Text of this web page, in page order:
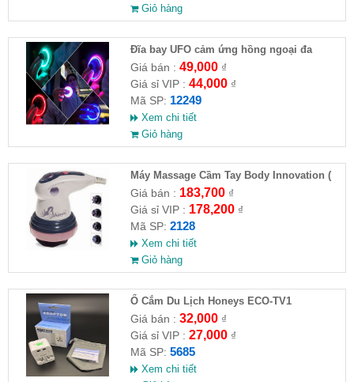
Giỏ hàng
Đĩa bay UFO cảm ứng hồng ngoại đa
chiều tự động bay về
Giá bán : 49,000₫
Giá sỉ VIP : 44,000₫
Mã SP: 12249
Xem chi tiết
Giỏ hàng
Máy Massage Cầm Tay Body Innovation (
HĐ )
Giá bán : 183,700₫
Giá sỉ VIP : 178,200₫
Mã SP: 2128
Xem chi tiết
Giỏ hàng
Ổ Cắm Du Lịch Honeys ECO-TV1
Giá bán : 32,000₫
Giá sỉ VIP : 27,000₫
Mã SP: 5685
Xem chi tiết